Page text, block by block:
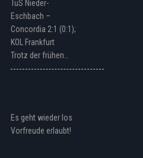
TuS Nieder-
Eschbach –
Concordia 2:1 (0:1);
KOL Frankfurt
Trotz der frühen…
Es geht wieder los
Vorfreude erlaubt!